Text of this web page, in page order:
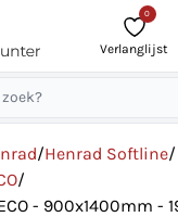
0
Verlanglijst
/Henrad Softline/
/
- 900x1400mm -